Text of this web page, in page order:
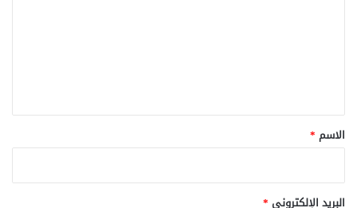
*
الاسم *
البريد الإلكتروني *